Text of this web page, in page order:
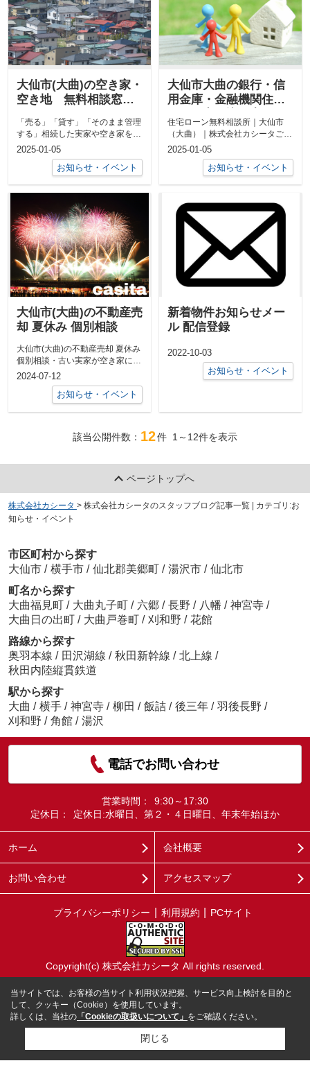
大仙市(大曲)の空き家・
空き地 無料相談窓
「売る」「貸す」「そのまま管理
する」相続した実家や空き家を活
用できず、これからどうすればい
いのか決め...
2025-01-05
お知らせ・イベント
大仙市大曲の銀行・信
用金庫・金融機関住宅
覧
住宅ローン無料相談所｜大仙市
（大曲）｜株式会社カシータご相
談やお見積りに費用はかかりませ
ん。無料です...
2025-01-05
お知らせ・イベント
大仙市(大曲)の不動産売
却 夏休み 個別相談
大仙市(大曲)の不動産売却 夏休み
個別相談・古い実家が空き家にな
っている、売却できないか。・築
2024-07-12
お知らせ・イベント
新着物件お知らせメー
ル 配信登録
2022-10-03
お知らせ・イベント
該当公開件数： 12件 1～12件を表示
ページトップへ
株式会社カシータ > 株式会社カシータのスタッフブログ記事一覧 | カテゴリ:お
知らせ・イベント
市区町村から探す
大仙市 / 横手市 / 仙北郡美郷町 / 湯沢市 / 仙北市
町名から探す
大曲福見町 / 大曲丸子町 / 六郷 / 長野 / 八幡 / 神宮寺 /
大曲日の出町 / 大曲戸巻町 / 刈和野 / 花館
路線から探す
奥羽本線 / 田沢湖線 / 秋田新幹線 / 北上線 /
秋田内陸縦貫鉄道
駅から探す
大曲 / 横手 / 神宮寺 / 柳田 / 飯詰 / 後三年 / 羽後長野 /
刈和野 / 角館 / 湯沢
電話でお問い合わせ
営業時間：
9:30～17:30
定休日：
定休日:水曜日、第２・４日曜日、年末年始ほか
ホーム 会社概要
お問い合わせ アクセスマップ
プライバシーポリシー 利用規約 PCサイト
Copyright(c) 株式会社カシータ All rights reserved.
当サイトでは、お客様の当サイト利用状況把握、サービス向上検討を目的と
して、クッキー（Cookie）を使用しています。
詳しくは、当社の 「Cookieの取扱いについて」 をご確認ください。
閉じる